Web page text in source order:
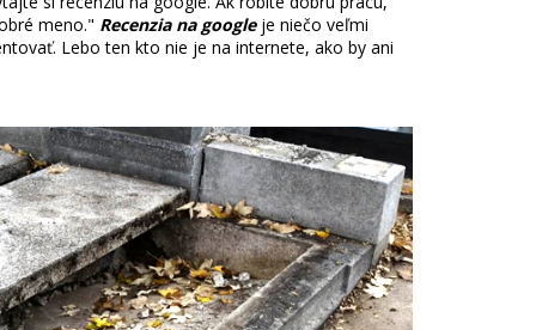
meno." Recenzia na googleje niečo veľmi
Lebo ten kto nie je na internete, ako by ani